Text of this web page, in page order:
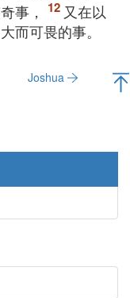
事，
又在以
而可畏的事。
Joshua